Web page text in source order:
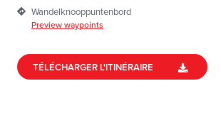
Wandelknooppuntenbord
Preview waypoints
TÉLÉCHARGER L'ITINÉRAIRE